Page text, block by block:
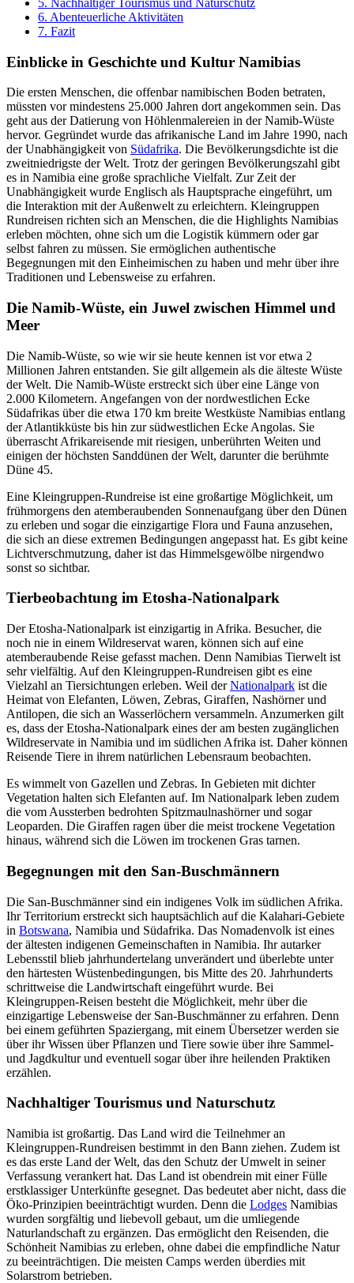
6. Abenteuerliche Aktivitäten
7. Fazit
Einblicke in Geschichte und Kultur Namibias
Die ersten Menschen, die offenbar namibischen Boden betraten,
müssten vor mindestens 25.000 Jahren dort angekommen sein. Das
geht aus der Datierung von Höhlenmalereien in der Namib-Wüste
hervor. Gegründet wurde das afrikanische Land im Jahre 1990, nach
der Unabhängigkeit von Südafrika. Die Bevölkerungsdichte ist die
zweitniedrigste der Welt. Trotz der geringen Bevölkerungszahl gibt
es in Namibia eine große sprachliche Vielfalt. Zur Zeit der
Unabhängigkeit wurde Englisch als Hauptsprache eingeführt, um
die Interaktion mit der Außenwelt zu erleichtern. Kleingruppen
Rundreisen richten sich an Menschen, die die Highlights Namibias
erleben möchten, ohne sich um die Logistik kümmern oder gar
selbst fahren zu müssen. Sie ermöglichen authentische
Begegnungen mit den Einheimischen zu haben und mehr über ihre
Traditionen und Lebensweise zu erfahren.
Die Namib-Wüste, ein Juwel zwischen Himmel und
Meer
Die Namib-Wüste, so wie wir sie heute kennen ist vor etwa 2
Millionen Jahren entstanden. Sie gilt allgemein als die älteste Wüste
der Welt. Die Namib-Wüste erstreckt sich über eine Länge von
2.000 Kilometern. Angefangen von der nordwestlichen Ecke
Südafrikas über die etwa 170 km breite Westküste Namibias entlang
der Atlantikküste bis hin zur südwestlichen Ecke Angolas. Sie
überrascht Afrikareisende mit riesigen, unberührten Weiten und
einigen der höchsten Sanddünen der Welt, darunter die berühmte
Düne 45.
Eine Kleingruppen-Rundreise ist eine großartige Möglichkeit, um
frühmorgens den atemberaubenden Sonnenaufgang über den Dünen
zu erleben und sogar die einzigartige Flora und Fauna anzusehen,
die sich an diese extremen Bedingungen angepasst hat. Es gibt keine
Lichtverschmutzung, daher ist das Himmelsgewölbe nirgendwo
sonst so sichtbar.
Tierbeobachtung im Etosha-Nationalpark
Der Etosha-Nationalpark ist einzigartig in Afrika. Besucher, die
noch nie in einem Wildreservat waren, können sich auf eine
atemberaubende Reise gefasst machen. Denn Namibias Tierwelt ist
sehr vielfältig. Auf den Kleingruppen-Rundreisen gibt es eine
Vielzahl an Tiersichtungen erleben. Weil derNationalpark ist die
Heimat von Elefanten, Löwen, Zebras, Giraffen, Nashörner und
Antilopen, die sich an Wasserlöchern versammeln. Anzumerken gilt
es, dass der Etosha-Nationalpark eines der am besten zugänglichen
Wildreservate in Namibia und im südlichen Afrika ist. Daher können
Reisende Tiere in ihrem natürlichen Lebensraum beobachten.
Es wimmelt von Gazellen und Zebras. In Gebieten mit dichter
Vegetation halten sich Elefanten auf. Im Nationalpark leben zudem
die vom Aussterben bedrohten Spitzmaulnashörner und sogar
Leoparden. Die Giraffen ragen über die meist trockene Vegetation
hinaus, während sich die Löwen im trockenen Gras tarnen.
Begegnungen mit den San-Buschmännern
Die San-Buschmänner sind ein indigenes Volk im südlichen Afrika.
Ihr Territorium erstreckt sich hauptsächlich auf die Kalahari-Gebiete
in Botswana, Namibia und Südafrika. Das Nomadenvolk ist eines
der ältesten indigenen Gemeinschaften in Namibia. Ihr autarker
Lebensstil blieb jahrhundertelang unverändert und überlebte unter
den härtesten Wüstenbedingungen, bis Mitte des 20. Jahrhunderts
schrittweise die Landwirtschaft eingeführt wurde. Bei
Kleingruppen-Reisen besteht die Möglichkeit, mehr über die
einzigartige Lebensweise der San-Buschmänner zu erfahren. Denn
bei einem geführten Spaziergang, mit einem Übersetzer werden sie
über ihr Wissen über Pflanzen und Tiere sowie über ihre Sammel-
und Jagdkultur und eventuell sogar über ihre heilenden Praktiken
erzählen.
Nachhaltiger Tourismus und Naturschutz
Namibia ist großartig. Das Land wird die Teilnehmer an
Kleingruppen-Rundreisen bestimmt in den Bann ziehen. Zudem ist
es das erste Land der Welt, das den Schutz der Umwelt in seiner
Verfassung verankert hat. Das Land ist obendrein mit einer Fülle
erstklassiger Unterkünfte gesegnet. Das bedeutet aber nicht, dass die
Öko-Prinzipien beeinträchtigt wurden. Denn die Lodges Namibias
wurden sorgfältig und liebevoll gebaut, um die umliegende
Naturlandschaft zu ergänzen. Das ermöglicht den Reisenden, die
Schönheit Namibias zu erleben, ohne dabei die empfindliche Natur
zu beeinträchtigen. Die meisten Camps werden überdies mit
Solarstrom betrieben.